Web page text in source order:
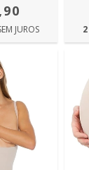
JUROS 2